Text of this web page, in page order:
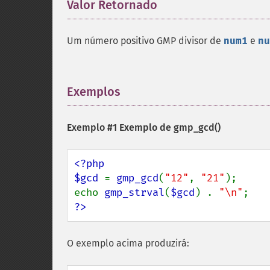
Valor Retornado
Um número positivo GMP divisor de num1 e
Exemplos
Exemplo #1 Exemplo de gmp_gcd()
<?php
$gcd = gmp_gcd( "12" , "21" );
echo gmp_strval($gcd ) . "\n"
?>
O exemplo acima produzirá: